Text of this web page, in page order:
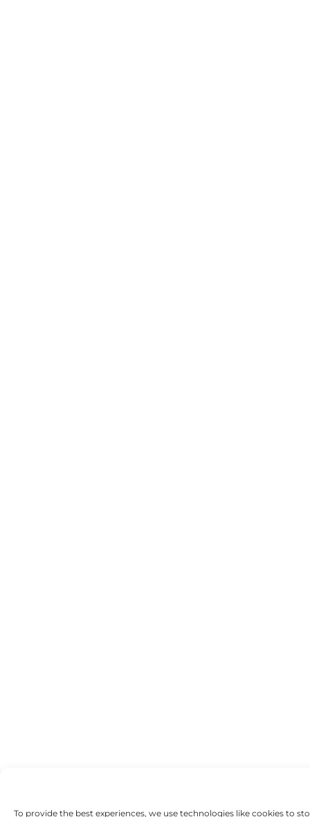
To provide the best experiences, we use technologies like cookies to